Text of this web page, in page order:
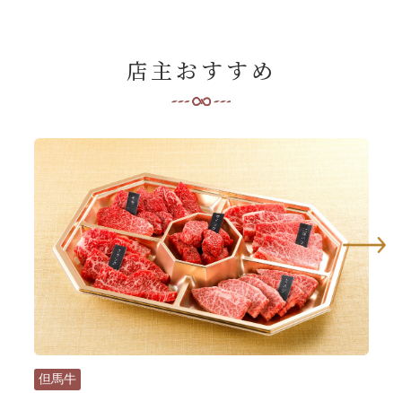
店主おすすめ
但馬牛